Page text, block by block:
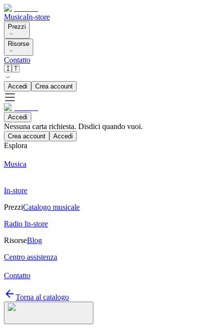
MusicaIn-store
Prezzi
Risorse
Contatto
🇮🇹
Accedi Crea account
Accedi
Nessuna carta richiesta. Disdici quando vuoi.
Crea account Accedi
Esplora
Musica
In-store
PrezziCatalogo musicale
Radio In-store
RisorseBlog
Centro assistenza
Contatto
Torna al catalogo